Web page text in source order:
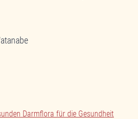
Darmflora für die Gesundheit